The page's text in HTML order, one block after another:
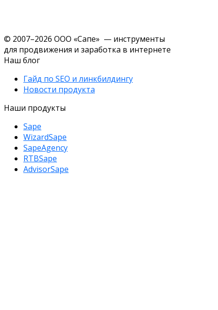
© 2007–2026 ООО «Сапе» — инструменты
для продвижения и заработка в интернете
Наш блог
Гайд по SEO и линкбилдингу
Новости продукта
Наши продукты
Sape
WizardSape
SapeAgency
RTBSape
AdvisorSape